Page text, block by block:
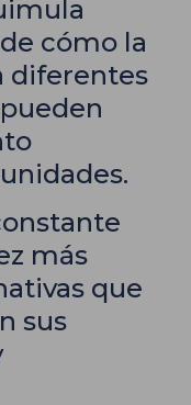
cómo la
diferentes
más
que
sus